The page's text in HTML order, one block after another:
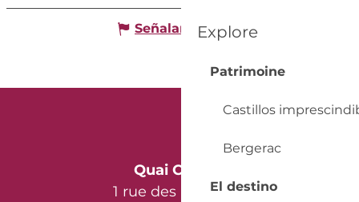
Explore
Patrimoine
Castillos
Bergerac
El destino
Señalar un error
Quai Cyrano
1 rue des Récollets